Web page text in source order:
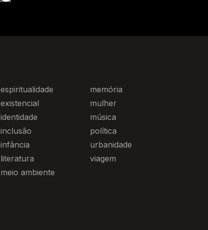
espiritualidade
existencial
identidade
inclusão
infância
literatura
meio ambiente
memória
mulher
música
política
urbanidade
viagem